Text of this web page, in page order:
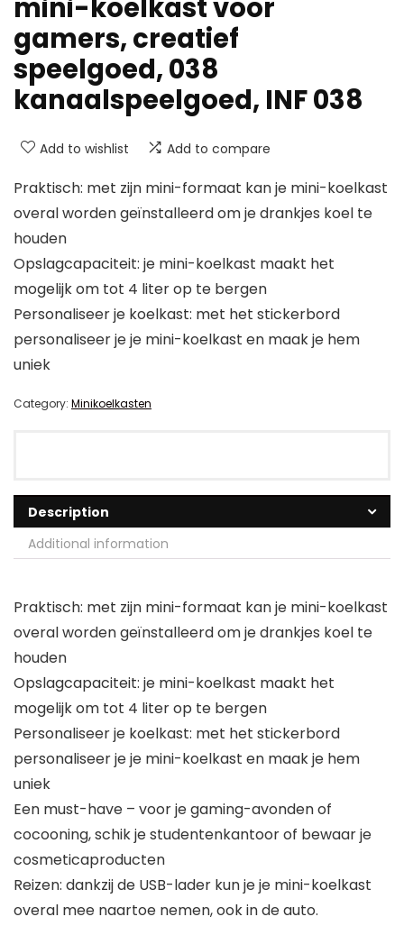
mini-koelkast voor
gamers, creatief
speelgoed, 038
kanaalspeelgoed, INF 038
Add to wishlist Add to compare
Praktisch: met zijn mini-formaat kan je mini-koelkast
overal worden geïnstalleerd om je drankjes koel te
houden
Opslagcapaciteit: je mini-koelkast maakt het
mogelijk om tot 4 liter op te bergen
Personaliseer je koelkast: met het stickerbord
personaliseer je je mini-koelkast en maak je hem
uniek
Category: Minikoelkasten
Description
Additional information
Praktisch: met zijn mini-formaat kan je mini-koelkast
overal worden geïnstalleerd om je drankjes koel te
houden
Opslagcapaciteit: je mini-koelkast maakt het
mogelijk om tot 4 liter op te bergen
Personaliseer je koelkast: met het stickerbord
personaliseer je je mini-koelkast en maak je hem
uniek
Een must-have – voor je gaming-avonden of
cocooning, schik je studentenkantoor of bewaar je
cosmeticaproducten
Reizen: dankzij de USB-lader kun je je mini-koelkast
overal mee naartoe nemen, ook in de auto.